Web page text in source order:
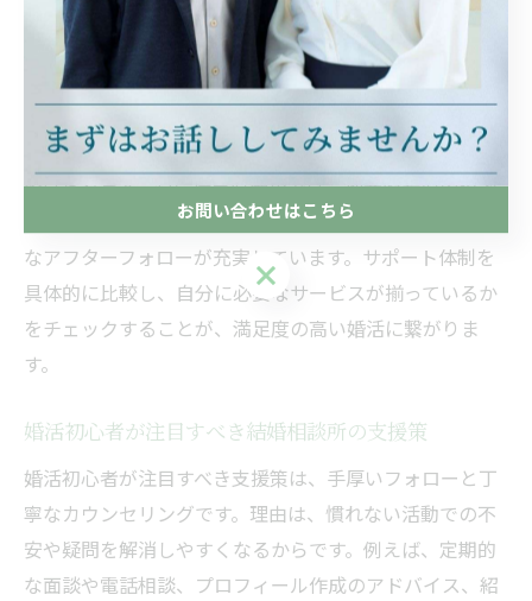
結婚相談所ごとのサポート体制を詳しく解説
結婚相談所ごとに提供されるサポート体制には特徴があ
ります。代表的なものとして、プロフィール作成の添削
やお見合いの日程調整、交際中のフォローアップなどが
挙げられます。特に埼玉県蕨市では、地元密着型の相談
所が多く、地域特性を活かした出会いの機会や、細やか
なアフターフォローが充実しています。サポート体制を
具体的に比較し、自分に必要なサービスが揃っているか
をチェックすることが、満足度の高い婚活に繋がりま
す。
婚活初心者が注目すべき結婚相談所の支援策
婚活初心者が注目すべき支援策は、手厚いフォローと丁
寧なカウンセリングです。理由は、慣れない活動での不
安や疑問を解消しやすくなるからです。例えば、定期的
な面談や電話相談、プロフィール作成のアドバイス、紹
お問い合わせはこちら
お問い合わせはこちら